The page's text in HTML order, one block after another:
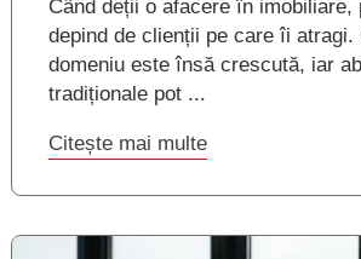
Când deții o afacere în imobiliare,
depind de clienții pe care îi atragi.
domeniu este însă crescută, iar
tradiționale pot ...
Citește mai multe